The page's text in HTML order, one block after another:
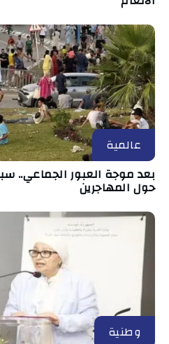
عالمية
بعد موجة العبور الجماعي..
حول المهاجرين
وطنية